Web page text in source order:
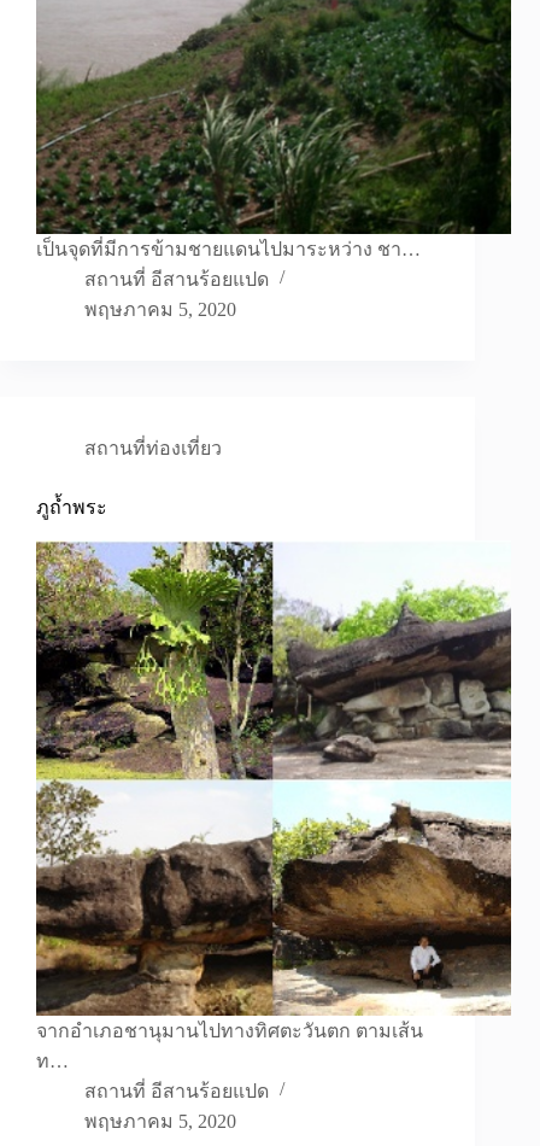
เป็นจุดที่มีการข้ามชายแดนไปมาระหว่าง ชา…
สถานที่ อีสานร้อยแปด
พฤษภาคม 5, 2020
สถานที่ท่องเที่ยว
ภูถ้ำพระ
จากอำเภอชานุมานไปทางทิศตะวันตก ตามเส้น
ท…
สถานที่ อีสานร้อยแปด
พฤษภาคม 5, 2020